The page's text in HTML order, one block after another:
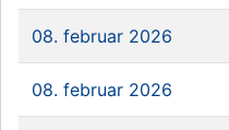
08. februar 2026
08. februar 2026